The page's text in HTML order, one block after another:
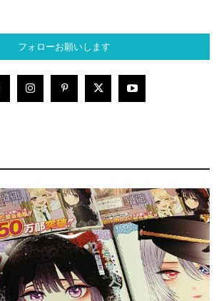
フォローお願いします